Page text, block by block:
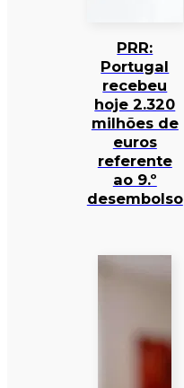
PRR:
Portugal
recebeu
hoje 2.320
milhões de
euros
referente
ao 9.º
desembolso